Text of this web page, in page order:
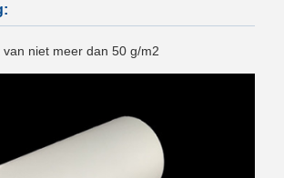
niet meer dan 50 g/m2